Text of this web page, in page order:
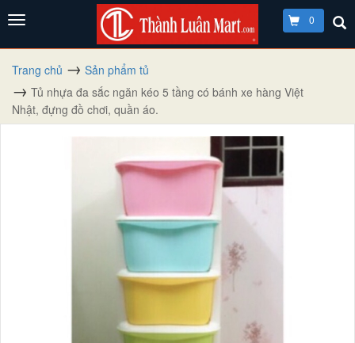
0
Trang chủ
Sản phẩm tủ
Tủ nhựa đa sắc ngăn kéo 5 tầng có bánh xe hàng Việt
Nhật, đựng đồ chơi, quần áo.